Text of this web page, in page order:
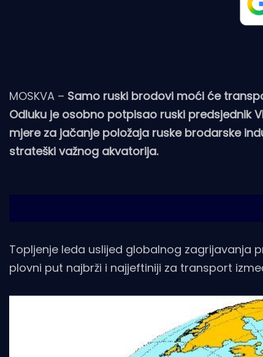
MOSKVA – Samo ruski brodovi moći će
Odluku je osobno potpisao ruski predsjednik
mjere za jačanje položaja ruske brodarske
strateški važnog akvatorija.
Topljenje leda uslijed globalnog zagrijavanja
plovni put najbrži i najjeftiniji za transport